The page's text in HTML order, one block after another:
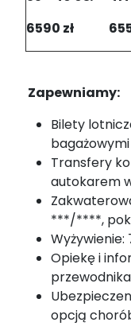
6590 zł
Zapewniamy:
Bilety
Transfery
autokarem
***/****,
Wyżywienie:
Opiekę i
przewodnika
opcją